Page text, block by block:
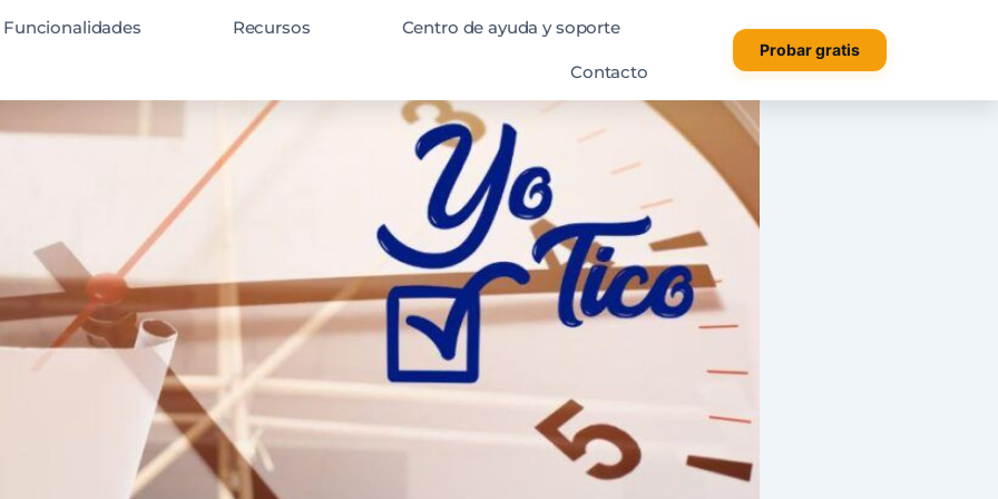
Funcionalidades Recursos Centro de ayuda y soporte
Contacto
Probar gratis